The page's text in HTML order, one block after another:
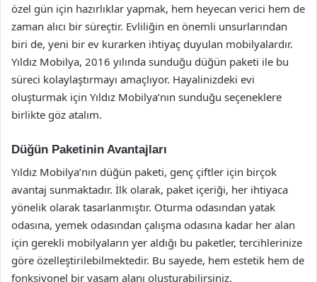
özel gün için hazırlıklar yapmak, hem heyecan verici hem de
zaman alıcı bir süreçtir. Evliliğin en önemli unsurlarından
biri de, yeni bir ev kurarken ihtiyaç duyulan mobilyalardır.
Yıldız Mobilya, 2016 yılında sunduğu düğün paketi ile bu
süreci kolaylaştırmayı amaçlıyor. Hayalinizdeki evi
oluşturmak için Yıldız Mobilya’nın sunduğu seçeneklere
birlikte göz atalım.
Düğün Paketinin Avantajları
Yıldız Mobilya’nın düğün paketi, genç çiftler için birçok
avantaj sunmaktadır. İlk olarak, paket içeriği, her ihtiyaca
yönelik olarak tasarlanmıştır. Oturma odasından yatak
odasına, yemek odasından çalışma odasına kadar her alan
için gerekli mobilyaların yer aldığı bu paketler, tercihlerinize
göre özelleştirilebilmektedir. Bu sayede, hem estetik hem de
fonksiyonel bir yaşam alanı oluşturabilirsiniz.